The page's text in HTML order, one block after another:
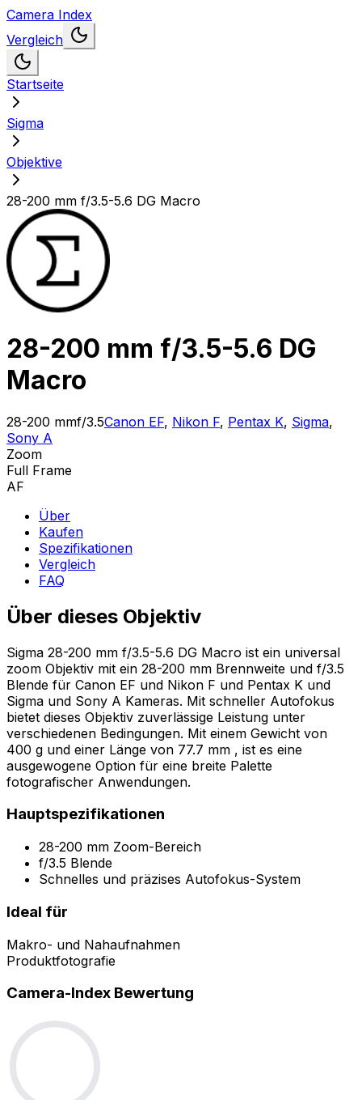
Camera Index
Vergleich
Startseite
Sigma
Objektive
28-200 mm f/3.5-5.6 DG Macro
28-200 mm f/3.5-5.6 DG
Macro
28-200 mmf/3.5Canon EF, Nikon F, Pentax K, Sigma,
Sony A
Zoom
Full Frame
AF
Über
Kaufen
Spezifikationen
Vergleich
FAQ
Über dieses Objektiv
Sigma 28-200 mm f/3.5-5.6 DG Macro ist ein universal
zoom Objektiv mit ein 28-200 mm Brennweite und f/3.5
Blende für Canon EF und Nikon F und Pentax K und
Sigma und Sony A Kameras. Mit schneller Autofokus
bietet dieses Objektiv zuverlässige Leistung unter
verschiedenen Bedingungen. Mit einem Gewicht von
400 g und einer Länge von 77.7 mm , ist es eine
ausgewogene Option für eine breite Palette
fotografischer Anwendungen.
Hauptspezifikationen
28-200 mm Zoom-Bereich
f/3.5 Blende
Schnelles und präzises Autofokus-System
Ideal für
Makro- und Nahaufnahmen
Produktfotografie
Camera-Index Bewertung